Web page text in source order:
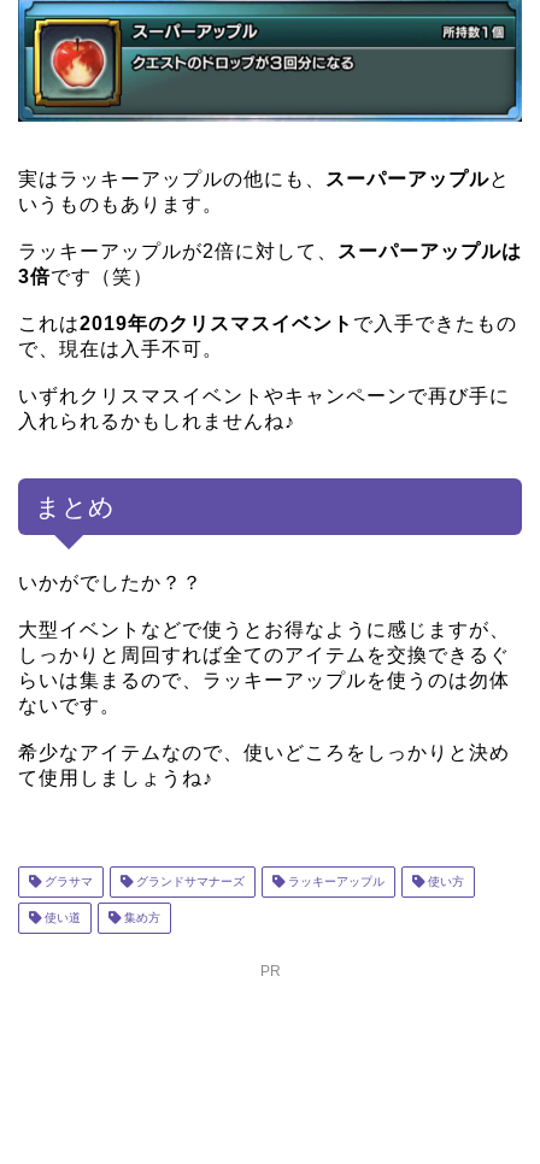
実はラッキーアップルの他にも、 スーパーアップルと
いうものもあります。
ラッキーアップルが2倍に対して、
スーパーアップルは
3倍です（笑）
これは2019年のクリスマスイベント で入手できたもの
で、現在は入手不可。
いずれクリスマスイベントやキャンペーンで再び手に
入れられるかもしれませんね♪
まとめ
いかがでしたか？？
大型イベントなどで使うとお得なように感じますが、
しっかりと周回すれば全てのアイテムを交換できるぐ
らいは集まるので、ラッキーアップルを使うのは勿体
ないです。
希少なアイテムなので、使いどころをしっかりと決め
て使用しましょうね♪
グラサマ グランドサマナーズ ラッキーアップル 使い方
使い道 集め方
PR